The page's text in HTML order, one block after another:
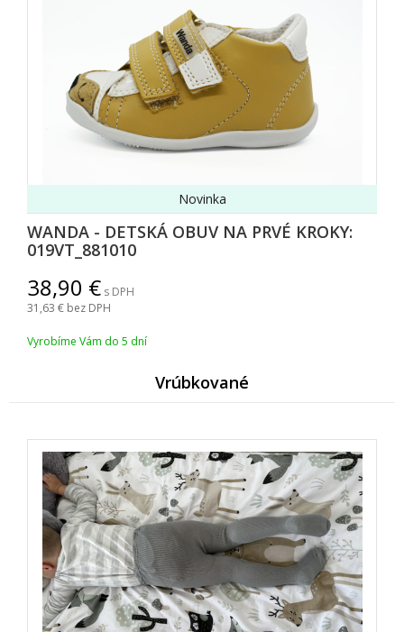
WANDA - DETSKÁ OBUV NA PRVÉ KROKY:
019VT_881010
Novinka
38,90
s DPH
31,63 bez DPH
Vyrobíme Vám do 5 dní
Vrúbkované